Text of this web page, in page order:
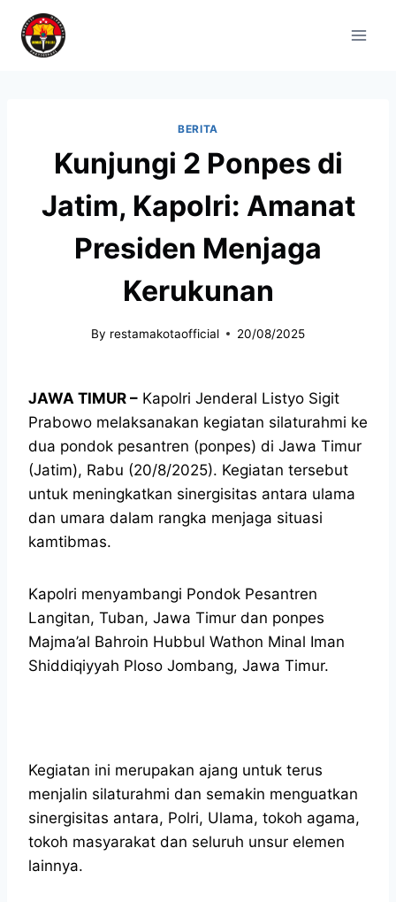
BERITA
Kunjungi 2 Ponpes di
Jatim, Kapolri: Amanat
Presiden Menjaga
Kerukunan
By restamakotaofficial 20/08/2025
JAWA TIMUR – Kapolri Jenderal Listyo Sigit
Prabowo melaksanakan kegiatan silaturahmi ke
dua pondok pesantren (ponpes) di Jawa Timur
(Jatim), Rabu (20/8/2025). Kegiatan tersebut
untuk meningkatkan sinergisitas antara ulama
dan umara dalam rangka menjaga situasi
kamtibmas.
Kapolri menyambangi Pondok Pesantren
Langitan, Tuban, Jawa Timur dan ponpes
Majma’al Bahroin Hubbul Wathon Minal Iman
Shiddiqiyyah Ploso Jombang, Jawa Timur.
Kegiatan ini merupakan ajang untuk terus
menjalin silaturahmi dan semakin menguatkan
sinergisitas antara, Polri, Ulama, tokoh agama,
tokoh masyarakat dan seluruh unsur elemen
lainnya.